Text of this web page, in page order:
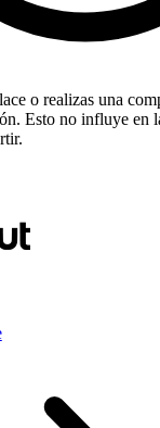
o realizas una
Esto no influye en